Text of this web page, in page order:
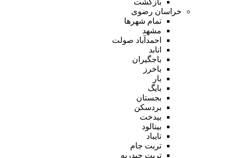
خراسان رضوی
تمام شهر‌ها
مشهد
احمدآباد صولت
انابد
باجگیران
باخرز
بار
بایگ
بجستان
بردسکن
بیدخت
بینالود
تایباد
تربت جام
تربت حیدریه